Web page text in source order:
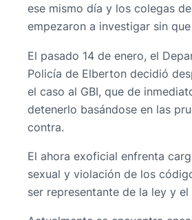
ese mismo día y los colegas
empezaron a investigar sin
El pasado 14 de enero, el
Policía de Elberton decidió
el caso al GBI, que de
detenerlo basándose en las
contra.
El ahora exoficial enfrenta
sexual y violación de los
ser representante de la ley y el